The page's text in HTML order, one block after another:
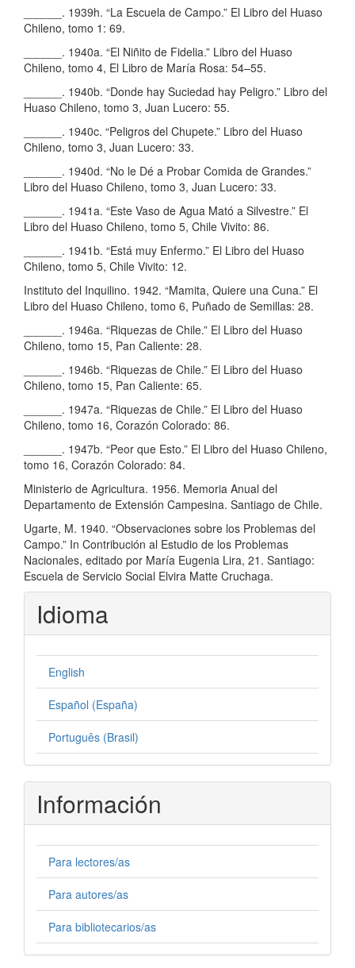
______. 1939h. “La Escuela de Campo.” El Libro del Huaso
Chileno, tomo 1: 69.
______. 1940a. “El Niñito de Fidelia.” Libro del Huaso
Chileno, tomo 4, El Libro de María Rosa: 54–55.
______. 1940b. “Donde hay Suciedad hay Peligro.” Libro del
Huaso Chileno, tomo 3, Juan Lucero: 55.
______. 1940c. “Peligros del Chupete.” Libro del Huaso
Chileno, tomo 3, Juan Lucero: 33.
______. 1940d. “No le Dé a Probar Comida de Grandes.”
Libro del Huaso Chileno, tomo 3, Juan Lucero: 33.
______. 1941a. “Este Vaso de Agua Mató a Silvestre.” El
Libro del Huaso Chileno, tomo 5, Chile Vivito: 86.
______. 1941b. “Está muy Enfermo.” El Libro del Huaso
Chileno, tomo 5, Chile Vivito: 12.
Instituto del Inquilino. 1942. “Mamita, Quiere una Cuna.” El
Libro del Huaso Chileno, tomo 6, Puñado de Semillas: 28.
______. 1946a. “Riquezas de Chile.” El Libro del Huaso
Chileno, tomo 15, Pan Caliente: 28.
______. 1946b. “Riquezas de Chile.” El Libro del Huaso
Chileno, tomo 15, Pan Caliente: 65.
______. 1947a. “Riquezas de Chile.” El Libro del Huaso
Chileno, tomo 16, Corazón Colorado: 86.
______. 1947b. “Peor que Esto.” El Libro del Huaso Chileno,
tomo 16, Corazón Colorado: 84.
Ministerio de Agricultura. 1956. Memoria Anual del
Departamento de Extensión Campesina. Santiago de Chile.
Ugarte, M. 1940. “Observaciones sobre los Problemas del
Campo.” In Contribución al Estudio de los Problemas
Nacionales, editado por María Eugenia Lira, 21. Santiago:
Escuela de Servicio Social Elvira Matte Cruchaga.
Idioma
English
Español (España)
Português (Brasil)
Información
Para lectores/as
Para autores/as
Para bibliotecarios/as